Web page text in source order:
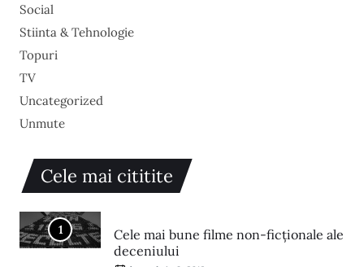
Social
Stiinta & Tehnologie
Topuri
TV
Uncategorized
Unmute
Cele mai cititite
1
Cele mai bune filme non-ficționale ale
deceniului